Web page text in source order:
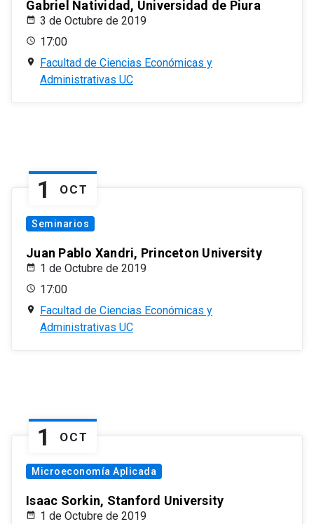
Gabriel Natividad, Universidad de Piura
3 de Octubre de 2019
17:00
Facultad de Ciencias Económicas y
Administrativas UC
1 OCT
Seminarios
Juan Pablo Xandri, Princeton University
1 de Octubre de 2019
17:00
Facultad de Ciencias Económicas y
Administrativas UC
1 OCT
Microeconomía Aplicada
Isaac Sorkin, Stanford University
1 de Octubre de 2019